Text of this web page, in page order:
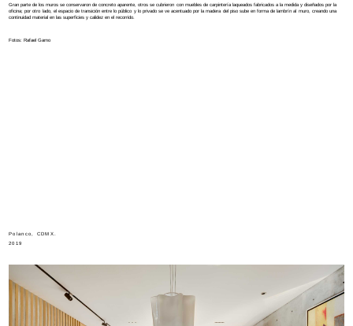
Gran parte de los muros se conservaron de concreto aparente, otros se cubrieron con muebles de carpintería laqueados fabricados a la medida y diseñados por la
oficina; por otro lado, el espacio de transición entre lo público y lo privado se ve acentuado por la madera del piso sube en forma de lambrín al muro, creando una
continuidad material en las superficies y calidez en el recorrido.
Fotos: Rafael Gamo
Polanco, CDMX.
2019